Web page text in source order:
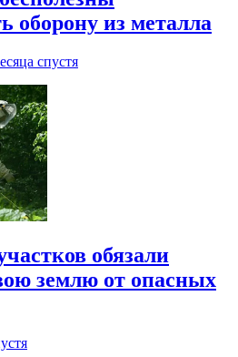
оборону из металла
спустя
обязали
землю от опасных